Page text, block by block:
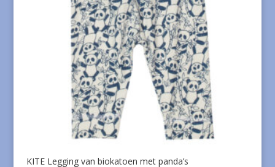
KITE Legging van biokatoen met panda’s